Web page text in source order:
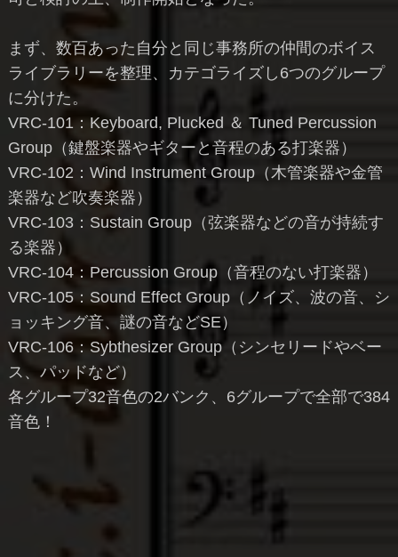
まず、数百あった自分と同じ事務所の仲間のボイス
ライブラリーを整理、カテゴライズし6つのグループ
に分けた。
VRC-101：Keyboard, Plucked ＆ Tuned Percussion
Group（鍵盤楽器やギターと音程のある打楽器）
VRC-102：Wind Instrument Group（木管楽器や金管
楽器など吹奏楽器）
VRC-103：Sustain Group（弦楽器などの音が持続す
る楽器）
VRC-104：Percussion Group（音程のない打楽器）
VRC-105：Sound Effect Group（ノイズ、波の音、シ
ョッキング音、謎の音などSE）
VRC-106：Sybthesizer Group（シンセリードやベー
ス、パッドなど）
各グループ32音色の2バンク、6グループで全部で384
音色！